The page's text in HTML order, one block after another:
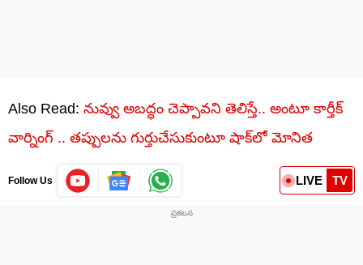
Also Read: నువ్వు అబద్ధం చెప్పావని తెలిస్తే.. అంటూ కార్తీక్
వార్నింగ్ .. తప్పులను గుర్తుచేసుకుంటూ షాక్‌లో మోనిత
Follow Us LIVE TV